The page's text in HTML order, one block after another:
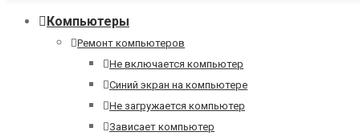
Компьютеры
Ремонт компьютеров
Не включается компьютер
Синий экран на компьютере
Не загружается компьютер
Зависает компьютер